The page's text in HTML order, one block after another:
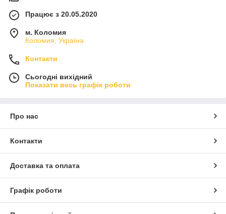
Працює з 20.05.2020
м. Коломия
Коломия, Україна
Контакти
Сьогодні вихідний
Показати весь графік роботи
Про нас
Контакти
Доставка та оплата
Графік роботи